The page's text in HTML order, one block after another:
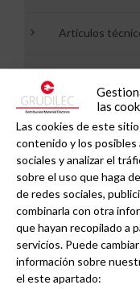
las
Las cookies de este
contenido y los
sociales y analizar el
sobre el uso que haga
de redes sociales,
combinarla con otra
que hayan recopilado a
servicios. Puede
información sobre
el este apartado:
Artículos
Fotovoltaica
Grudilec
Novedades de
Tutoriales
Vehículo